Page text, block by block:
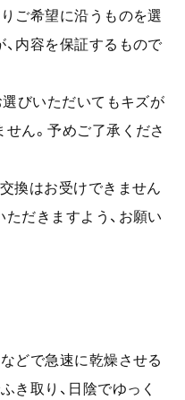
ご希望に沿うものを選
内容を保証するもので
選びいただいてもキズが
ん。予めご了承くださ
換はお受けできません
だきますよう、お願い
どで急速に乾燥させる
き取り、日陰でゆっく